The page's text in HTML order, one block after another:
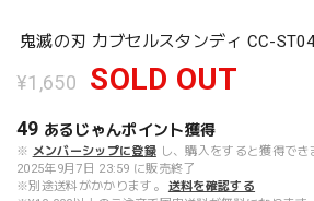
鬼滅の刃 カブセルスタンディ CC-
¥1,650 SOLD OUT
49 あるじゃんポイント獲得
※ メンバーシップに登録 し、購入をすると獲得でき
2025年9月7日 23:59 に販売終了
※別途送料がかかります。
送料を確認する